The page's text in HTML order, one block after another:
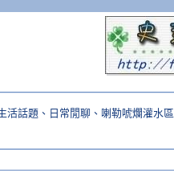
活話題、日常閒聊、喇勒唬爛灌水區